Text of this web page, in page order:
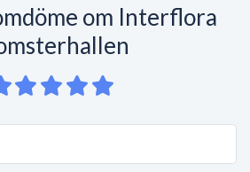
om Interflora